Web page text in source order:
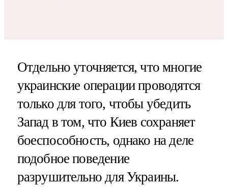
Отдельно уточняется, что многие
украинские операции проводятся
только для того, чтобы убедить
Запад в том, что Киев сохраняет
боеспособность, однако на деле
подобное поведение
разрушительно для Украины.